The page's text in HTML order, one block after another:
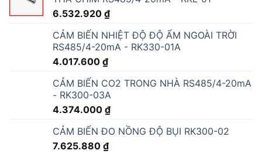
6.532.920 ₫
CẢM BIẾN NHIỆT ĐỘ ĐỘ ẨM NGOÀI TRỜI
RS485/4-20mA - RK330-01A
4.017.600 ₫
CẢM BIẾN CO2 TRONG NHÀ RS485/4-20mA
- RK300-03A
4.374.000 ₫
CẢM BIẾN ĐO NỒNG ĐỘ BỤI RK300-02
7.625.880 ₫